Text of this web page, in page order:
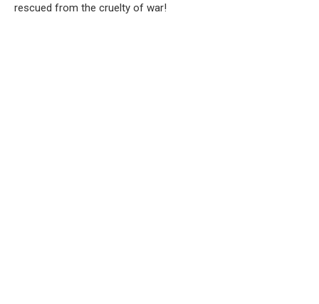
rescued from the cruelty of war!